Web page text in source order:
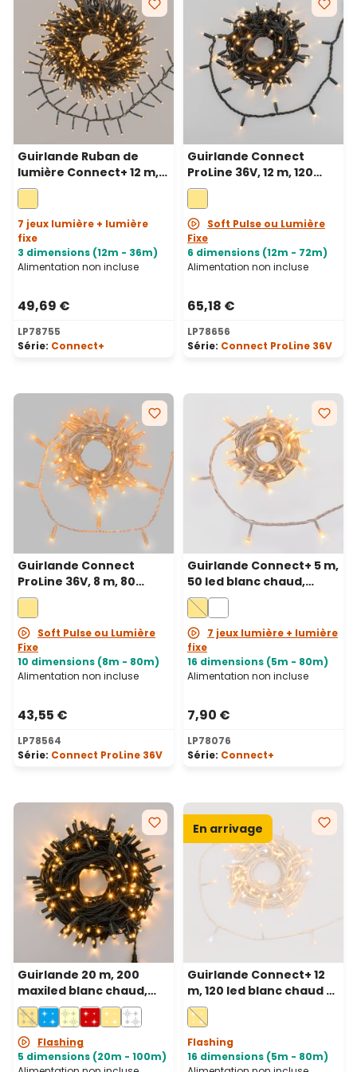
Guirlande Ruban de
lumière Connect+ 12 m,
600 led blanc chaud,
câble vert, prolongeable
7 jeux lumière + lumière
fixe
3 dimensions (12m - 36m)
Alimentation non incluse
49,69 €
LP78755
Série: Connect+
Guirlande Connect
ProLine 36V, 12 m, 120
maxiled blanc chaud,
câble vert, prolongeable
Soft Pulse ou Lumière
Fixe
6 dimensions (12m - 72m)
Alimentation non incluse
65,18 €
LP78656
Série: Connect ProLine 36V
Guirlande Connect
ProLine 36V, 8 m, 80
maxiled blanc chaud,
câble transparent,
prolongeable
Soft Pulse ou Lumière
Fixe
10 dimensions (8m - 80m)
Alimentation non incluse
43,55 €
LP78564
Série: Connect ProLine 36V
Guirlande Connect+ 5 m,
50 led blanc chaud,
câble transparent,
prolongeable
7 jeux lumière + lumière
fixe
16 dimensions (5m - 80m)
Alimentation non incluse
7,90 €
LP78076
Série: Connect+
Guirlande 20 m, 200
maxiled blanc chaud,
câble vert,
prolongeable, IP67
Flashing
5 dimensions (20m - 100m)
En arrivage
Guirlande Connect+ 12
m, 120 led blanc chaud et
blanc froid, câble
transparent,
prolongeable
Flashing
16 dimensions (5m - 80m)